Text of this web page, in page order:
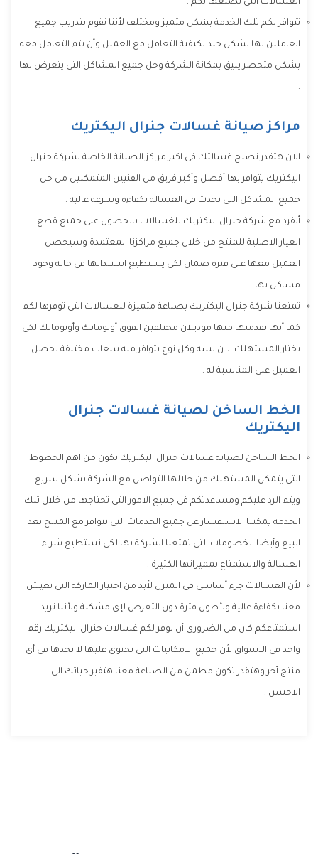
الغسالات التى نصنعها لكم .
تتوافر لكم تلك الخدمة بشكل متميز ومختلف لأننا نقوم بتدريب جميع
العاملين بها بشكل جيد لكيفية التعامل مع العميل وأن يتم التعامل معه
بشكل متحضر يليق بمكانة الشركة وحل جميع المشاكل التى يتعرض لها
.
مراكز صيانة غسالات جنرال اليكتريك
الان هتقدر تصلح غسالتك فى اكبر مراكز الصيانة الخاصة بشركة جنرال
اليكتريك يتوافر بها أفضل وأكبر فريق من الفنيين المتمكنين من حل
جميع المشاكل التى تحدث فى الغسالة بكفاءة وسرعة عالية .
أنفرد مع شركة جنرال اليكتريك للغسالات بالحصول على جميع قطع
الغيار الاصلية للمنتج من خلال جميع مراكزنا المعتمدة وسيحصل
العميل معها على فترة ضمان لكى يستطيع استبدالها فى حالة وجود
مشاكل بها .
تمتعنا شركة جنرال اليكتريك بصناعة متميزة للغسالات التى توفرها لكم
كما أنها تقدمنها منها موديلان مختلفين الفوق أوتوماتك وأوتوماتك لكى
يختار المستهلك الان لسه وكل نوع يتوافر منه سعات مختلفة يحصل
العميل على المناسبة له .
الخط الساخن لصيانة غسالات جنرال
اليكتريك
الخط الساخن لصيانة غسالات جنرال اليكتريك تكون من اهم الخطوط
التى يتمكن المستهلك من خلالها التواصل مع الشركة بشكل سريع
ويتم الرد عليكم ومساعدتكم فى جميع الامور التى تحتاجها من خلال تلك
الخدمة يمكننا الاستفسار عن جميع الخدمات التى تتوافر مع المنتج بعد
البيع وأيضا الخصومات التى تمتعنا الشركة بها لكى نستطيع شراء
الغسالة والاستمتاع بمميزاتها الكثيرة .
لأن الغسالات جزء أساسى فى المنزل لأبد من اختيار الماركة التى تعيش
معنا بكفاءة عالية ولأطول فترة دون التعرض لإى مشكلة ولأننا نريد
استمتاعكم كان من الضرورى أن نوفر لكم غسالات جنرال اليكتريك رقم
واحد فى الاسواق لأن جميع الامكانيات التى تحتوى عليها لا تجدها فى أى
منتج أخر وهتقدر تكون مطمن من الصناعة معنا هتفير حياتك الى
الاحسن .